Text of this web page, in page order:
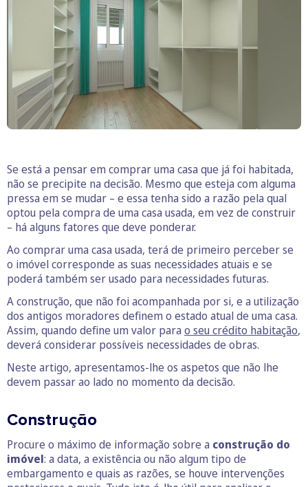
Se está a pensar em comprar uma casa que já foi habitada,
não se precipite na decisão. Mesmo que esteja com alguma
pressa em se mudar – e essa tenha sido a razão pela qual
optou pela compra de uma casa usada, em vez de construir
– há alguns fatores que deve ponderar.
Ao comprar uma casa usada, terá de primeiro perceber se
o imóvel corresponde as suas necessidades atuais e se
poderá também ser usado para necessidades futuras.
A construção, que não foi acompanhada por si, e a utilização
dos antigos moradores definem o estado atual de uma casa.
Assim, quando define um valor para o seu crédito habitação,
deverá considerar possíveis necessidades de obras.
Neste artigo, apresentamos-lhe os aspetos que não lhe
devem passar ao lado no momento da decisão.
Construção
Procure o máximo de informação sobre a construção do
imóvel: a data, a existência ou não algum tipo de
embargamento e quais as razões, se houve intervenções